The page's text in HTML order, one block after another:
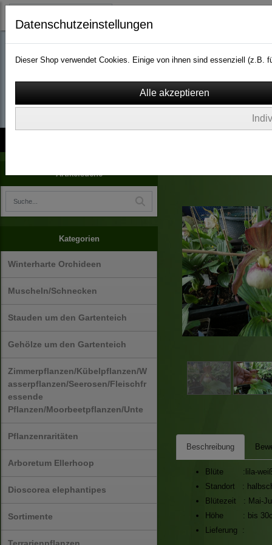
wassergarten-
Artikelsuche
Kategorien
Winterharte Orchideen
Muscheln/Schnecken
Stauden um den Gartenteich
Gehölze um den Gartenteich
Zimmerpflanzen/Kübelpflanzen/W
asserpflanzen/Seerosen/Fleischfr
essende
Pflanzen/Moorbeetpflanzen/Unte
Pflanzenraritäten
Arboretum Ellerhoop
Dioscorea elephantipes
Sortimente
Beschreibung
Blüte :lila-
Standort :
Blütezeit : Mai-
Höhe : bis
Lieferung :
Datenschutzeinstellungen
Dieser Shop verwendet Cookies. Einige von ihnen sind essenziell (z.B.